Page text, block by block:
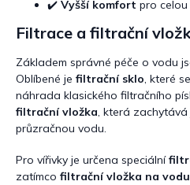
✔️ Vyšší komfort pro celou
Filtrace a filtrační
Základem správné péče o vodu
Oblíbené je filtrační sklo, které
náhrada klasického filtračního
filtrační vložka, která
průzračnou vodu.
Pro vířivky je určena speciální
zatímco filtrační vložka na vodu